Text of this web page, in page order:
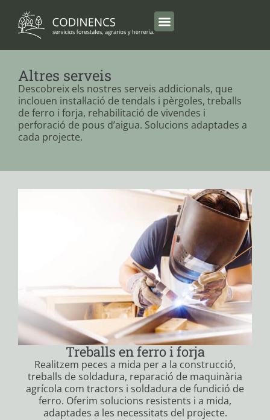
Altres serveis
Descobreix els nostres serveis addicionals, que
inclouen instal·lació de tendals i pèrgoles, treballs
de ferro i forja, rehabilitació de vivendes i
perforació de pous d’aigua. Solucions adaptades a
cada projecte.
Treballs en ferro i forja
Realitzem peces a mida per a la construcció,
treballs de soldadura, reparació de maquinària
agrícola com tractors i soldadura de fundició de
ferro. Oferim solucions resistents i a mida,
adaptades a les necessitats del projecte.